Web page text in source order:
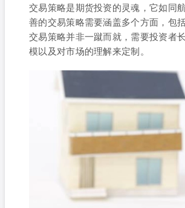
交易策略是期货投资的灵魂，它如同
善的交易策略需要涵盖多个方面，包
交易策略并非一蹴而就，需要投资者
模以及对市场的理解来定制。